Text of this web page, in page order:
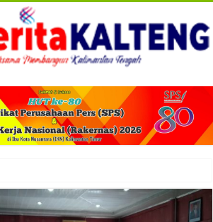
Siltap Serta Tunjangan Pemdes dan BPD di